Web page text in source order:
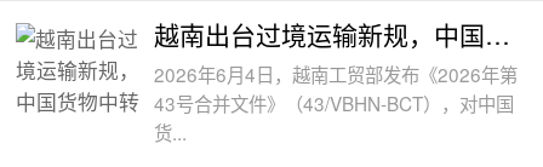
越南出台过境运输新规，中国货物中转通
2026年6月4日，越南工贸部发布《2026年第
43号合并文件》（43/VBHN-BCT），对中国
货...